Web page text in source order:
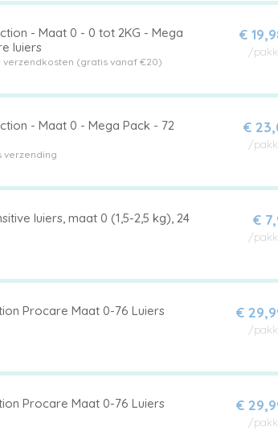
- Maat 0 - 0 tot 2KG - Mega
luiers
verzendkosten (gratis vanaf €20)
€
/
- Maat 0 - Mega Pack - 72
verzending
€
/
luiers, maat 0 (1,5-2,5 kg), 24
€
/
Procare Maat 0-76 Luiers €
/
Procare Maat 0-76 Luiers €
/